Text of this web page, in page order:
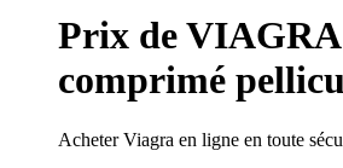
Prix deVIAGRA
comprimé
Acheter Viagra en ligne en toute